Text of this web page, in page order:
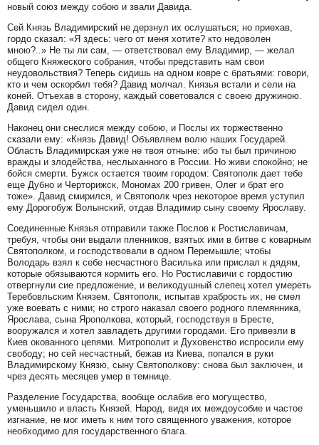
новый союз между собою и звали Давида.
Сей Князь Владимирский не дерзнул их ослушаться; но приехав,
гордо сказал: «Я здесь: чего от меня хотите? кто недоволен
мною?..» Не ты ли сам, — ответствовал ему Владимир, — желал
общего Княжеского собрания, чтобы представить нам свои
неудовольствия? Теперь сидишь на одном ковре с братьями: говори,
кто и чем оскорбил тебя? Давид молчал. Князья встали и сели на
коней. Отъехав в сторону, каждый советовался с своею дружиною.
Давид сидел один.
Наконец они снеслися между собою, и Послы их торжественно
сказали ему: «Князь Давид! Объявляем волю наших Государей.
Область Владимирская уже не твоя отныне: ибо ты был причиною
вражды и злодейства, неслыханного в России. Но живи спокойно; не
бойся смерти. Бужск остается твоим городом: Святополк дает тебе
еще Дубно и Черторижск, Мономах 200 гривен, Олег и брат его
тоже». Давид смирился, и Святополк чрез некоторое время уступил
ему Дорогобуж Волынский, отдав Владимир сыну своему Ярославу.
Соединенные Князья отправили также Послов к Ростиславичам,
требуя, чтобы они выдали пленников, взятых ими в битве с коварным
Святополком, и господствовали в одном Перемышле; чтобы
Володарь взял к себе несчастного Василька или прислал к дядям,
которые обязываются кормить его. Но Ростиславичи с гордостию
отвергнули сие предложение, и великодушный слепец хотел умереть
Теребовльским Князем. Святополк, испытав храбрость их, не смел
уже воевать с ними; но строго наказал своего родного племянника,
Ярослава, сына Ярополкова, который, господствуя в Бресте,
вооружался и хотел завладеть другими городами. Его привезли в
Киев окованного цепями. Митрополит и Духовенство испросили ему
свободу; но сей несчастный, бежав из Киева, попался в руки
Владимирскому Князю, сыну Святополкову: снова был заключен, и
чрез десять месяцев умер в темнице.
Разделение Государства, вообще ослабив его могущество,
уменьшило и власть Князей. Народ, видя их междоусобие и частое
изгнание, не мог иметь к ним того священного уважения, которое
необходимо для государственного блага.